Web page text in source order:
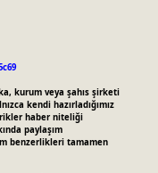
kurum veya şahıs şirketi
kendi hazırladığımız
haber niteliği
paylaşım
benzerlikleri tamamen